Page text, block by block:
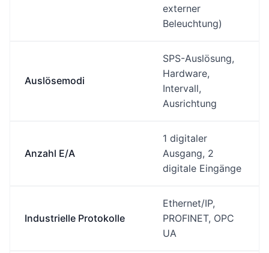
externer
Beleuchtung)
Auslösemodi
SPS-Auslösung,
Hardware,
Intervall,
Ausrichtung
Anzahl E/A
1 digitaler
Ausgang, 2
digitale Eingänge
Industrielle Protokolle
Ethernet/IP,
PROFINET, OPC
UA